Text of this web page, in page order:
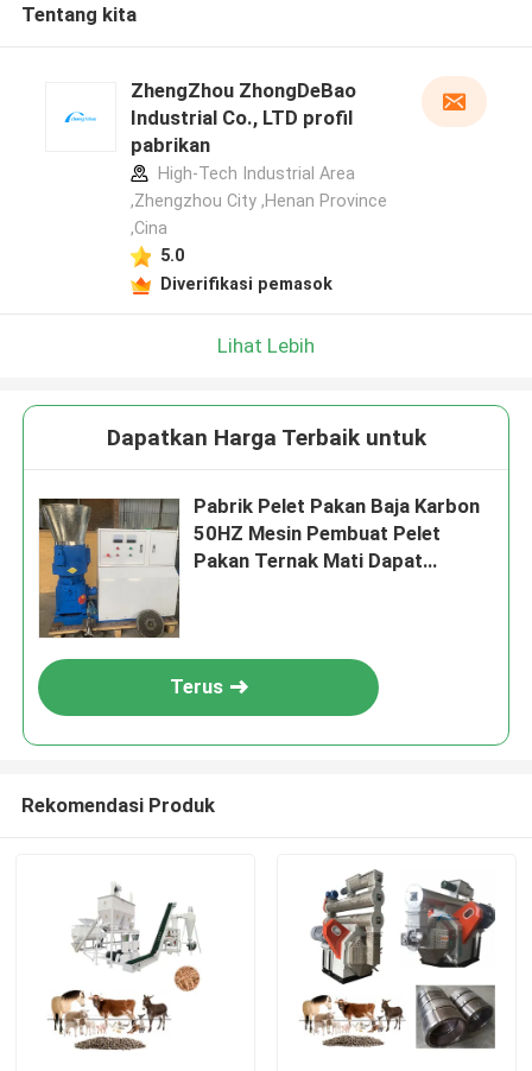
Tentang kita
ZhengZhou ZhongDeBao
Industrial Co., LTD profil
pabrikan
High-Tech Industrial Area
,Zhengzhou City ,Henan Province
,Cina
5.0
Diverifikasi pemasok
Lihat Lebih
Dapatkan Harga Terbaik untuk
Pabrik Pelet Pakan Baja Karbon
50HZ Mesin Pembuat Pelet
Pakan Ternak Mati Dapat
Terus
Rekomendasi Produk